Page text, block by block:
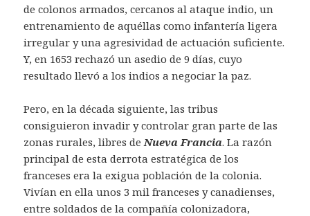
de colonos armados, cercanos al ataque indio, un
entrenamiento de aquéllas como infantería ligera
irregular y una agresividad de actuación suficiente.
Y, en 1653 rechazó un asedio de 9 días, cuyo
resultado llevó a los indios a negociar la paz.
Pero, en la década siguiente, las tribus
consiguieron invadir y controlar gran parte de las
zonas rurales, libres de Nueva Francia. La razón
principal de esta derrota estratégica de los
franceses era la exigua población de la colonia.
Vivían en ella unos 3 mil franceses y canadienses,
entre soldados de la compañía colonizadora,